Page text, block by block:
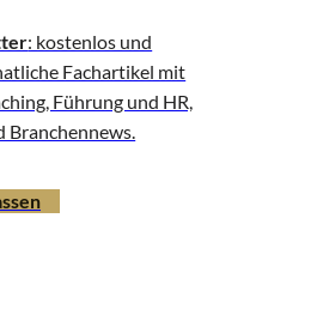
: kostenlos und
Fachartikel mit
Führung und HR,
Branchennews.